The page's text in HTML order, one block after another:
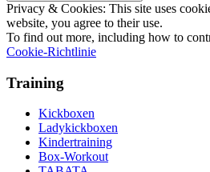
Privacy & Cookies: This site uses
website, you agree to their use.
To find out more, including how to
Cookie-Richtlinie
Training
Kickboxen
Ladykickboxen
Kindertraining
Box-Workout